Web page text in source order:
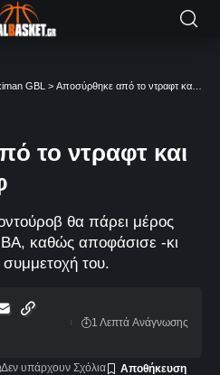
GBL > Αποσύρθηκε από το ντραφτ και ο Σαμοντούροφ
το ντραφτ και
θα πάρει μέρος
καθώς αποφάσισε -κι
του.
Δεν υπάρχουν Σχόλια
1 Λεπτά Aνάγνωσης